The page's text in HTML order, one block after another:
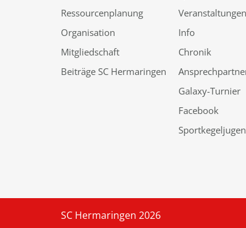
Ressourcenplanung
Organisation
Mitgliedschaft
Beiträge SC Hermaringen
Veranstaltungen
Info
Chronik
Galaxy-Turnier
Facebook
SC Hermaringen 2026